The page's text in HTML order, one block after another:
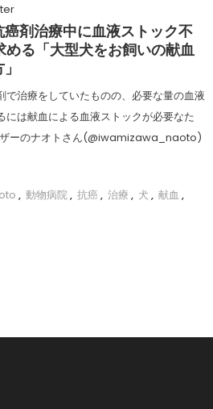
癌剤治療中に血液ストック不
る「大型犬をお飼いの献血
で治療をしていたものの、必要な量の血液
には献血による血液ストックが必要なた
ーのナオトさん(@iwamizawa_naoto)
, 動物病院, 抗癌 , 治療 , 犬 , 献血,